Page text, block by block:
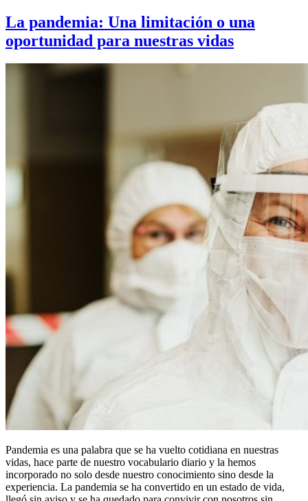
La pandemia: Una limitación o una
oportunidad para nuestras vidas
Pandemia es una palabra que se ha vuelto cotidiana en nuestras
vidas, hace parte de nuestro vocabulario diario y la hemos
incorporado no solo desde nuestro conocimiento sino desde la
experiencia. La pandemia se ha convertido en un estado de vida,